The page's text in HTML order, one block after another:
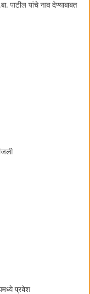
पाटील यांचे नाव देण्याबाबत
प्रवेश